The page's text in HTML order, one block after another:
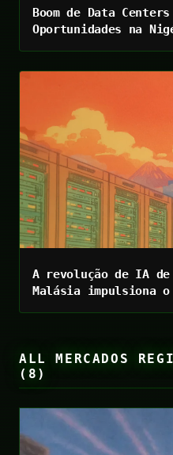
Boom de Data
Oportunidades na
A revolução de IA
Malásia impulsiona
ALL MERCADOS
(8)